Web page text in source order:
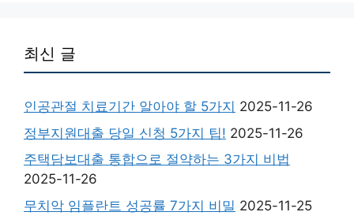
최신 글
인공관절 치료기간 알아야 할 5가지 2025-11-26
정부지원대출 당일 신청 5가지 팁! 2025-11-26
주택담보대출 통합으로 절약하는 3가지 비법
2025-11-26
무치악 임플란트 성공률 7가지 비밀 2025-11-25